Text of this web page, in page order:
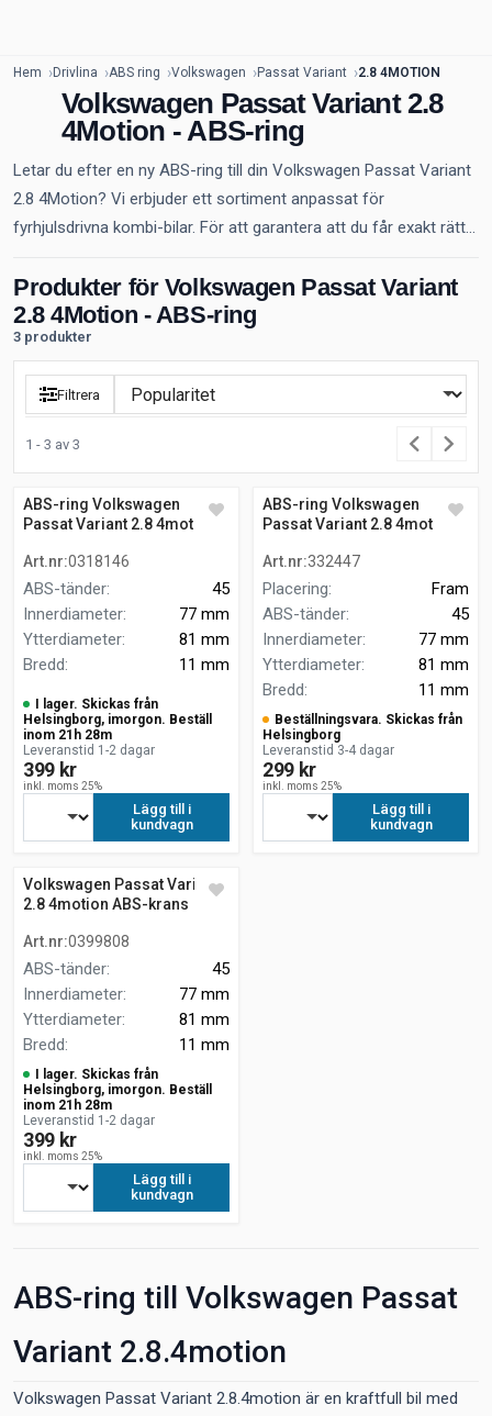
Hem Drivlina ABS ring Volkswagen Passat Variant 2.8 4MOTION
Volkswagen Passat Variant 2.8
4Motion - ABS-ring
Letar du efter en ny ABS-ring till din Volkswagen Passat Variant
2.8 4Motion? Vi erbjuder ett sortiment anpassat för
fyrhjulsdrivna kombi-bilar. För att garantera att du får exakt rätt...
Produkter för Volkswagen Passat Variant
2.8 4Motion - ABS-ring
3 produkter
Filtrera
1 - 3 av 3
ABS-ring Volkswagen
Passat Variant 2.8 4motion
Art.nr:0318146
ABS-tänder:
45
Innerdiameter:
77 mm
Ytterdiameter:
81 mm
Bredd: 11 mm
I lager. Skickas från
Helsingborg, imorgon. Beställ
inom 21h 28m
Leveranstid 1-2 dagar
399 kr
inkl. moms 25%
Lägg till i
kundvagn
ABS-ring Volkswagen
Passat Variant 2.8 4motion
Art.nr:332447
Placering:
Fram
ABS-tänder:
45
Innerdiameter:
77 mm
Ytterdiameter:
81 mm
Bredd: 11 mm
Beställningsvara. Skickas från
Helsingborg
Leveranstid 3-4 dagar
299 kr
inkl. moms 25%
Lägg till i
kundvagn
Volkswagen Passat Variant
2.8 4motion ABS-krans
Art.nr:0399808
ABS-tänder:
45
Innerdiameter:
77 mm
Ytterdiameter:
81 mm
Bredd: 11 mm
I lager. Skickas från
Helsingborg, imorgon. Beställ
inom 21h 28m
Leveranstid 1-2 dagar
399 kr
inkl. moms 25%
Lägg till i
kundvagn
ABS-ring till Volkswagen Passat
Variant 2.8.4motion
Volkswagen Passat Variant 2.8.4motion är en kraftfull bil med